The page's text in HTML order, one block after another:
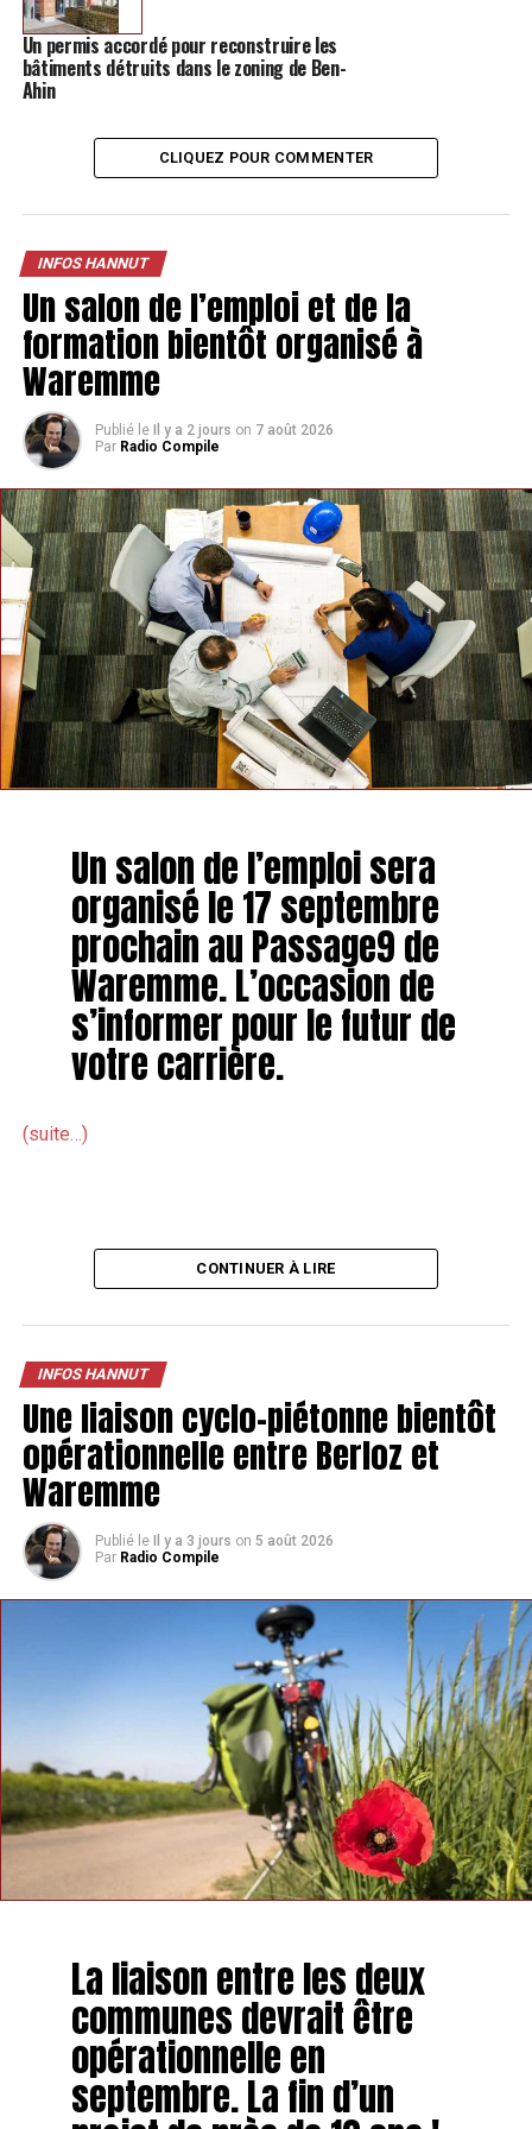
TAGS FEATURED INFOS HANNUT
SUIVANT
NE MANQUEZ PAS
Les travaux de construction de l’écoquartier de Hannut
débutent ce lundi
Un permis accordé pour reconstruire les
bâtiments détruits dans le zoning de Ben-
Ahin
CLIQUEZ POUR COMMENTER
INFOS HANNUT
Un salon de l’emploi et de la
formation bientôt organisé à
Waremme
Publié le Il y a 2 jours on 7 août 2026
Par Radio Compile
Un salon de l’emploi sera
organisé le 17 septembre
prochain au Passage9 de
Waremme. L’occasion de
s’informer pour le futur de
votre carrière.
(suite…)
CONTINUER À LIRE
INFOS HANNUT
Une liaison cyclo-piétonne bientôt
opérationnelle entre Berloz et
Waremme
Publié le Il y a 3 jours on 5 août 2026
Par Radio Compile
La liaison entre les deux
communes devrait être
opérationnelle en
septembre. La fin d’un